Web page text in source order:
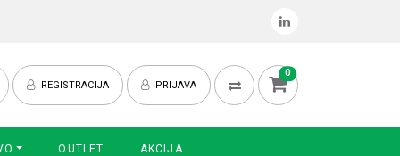
REGISTRACIJA PRIJAVA
0
OUTLET AKCIJA